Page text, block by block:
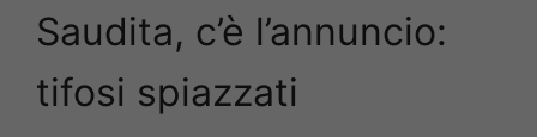
Saudita, c’è l’annuncio:
tifosi spiazzati